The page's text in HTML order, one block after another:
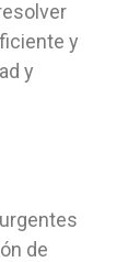
y
y
de